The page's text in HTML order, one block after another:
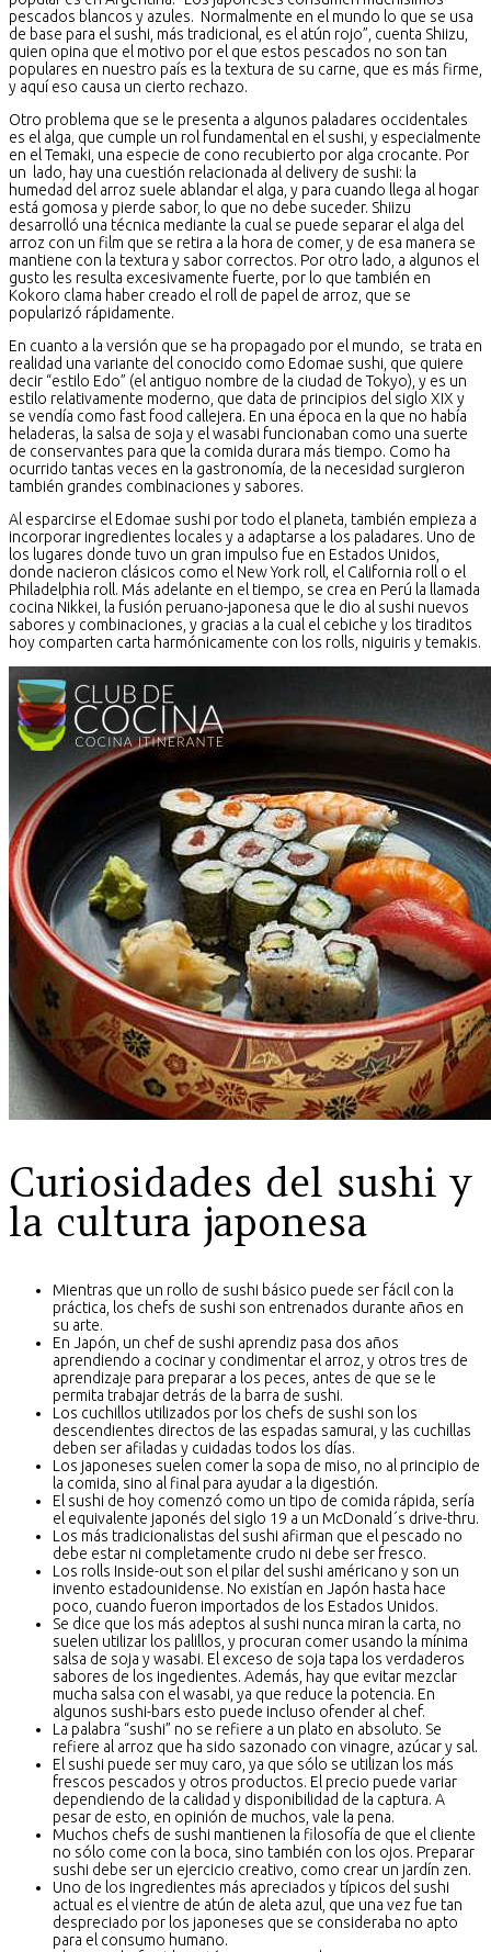
pescados blancos y azules. Normalmente en el mundo lo que se usa
de base para el sushi, más tradicional, es el atún rojo”, cuenta Shiizu,
quien opina que el motivo por el que estos pescados no son tan
populares en nuestro país es la textura de su carne, que es más firme,
y aquí eso causa un cierto rechazo.
Otro problema que se le presenta a algunos paladares occidentales
es el alga, que cumple un rol fundamental en el sushi, y especialmente
en el Temaki, una especie de cono recubierto por alga crocante. Por
un lado, hay una cuestión relacionada al delivery de sushi: la
humedad del arroz suele ablandar el alga, y para cuando llega al hogar
está gomosa y pierde sabor, lo que no debe suceder. Shiizu
desarrolló una técnica mediante la cual se puede separar el alga del
arroz con un film que se retira a la hora de comer, y de esa manera se
mantiene con la textura y sabor correctos. Por otro lado, a algunos el
gusto les resulta excesivamente fuerte, por lo que también en
Kokoro clama haber creado el roll de papel de arroz, que se
popularizó rápidamente.
En cuanto a la versión que se ha propagado por el mundo, se trata en
realidad una variante del conocido como Edomae sushi, que quiere
decir “estilo Edo” (el antiguo nombre de la ciudad de Tokyo), y es un
estilo relativamente moderno, que data de principios del siglo XIX y
se vendía como fast food callejera. En una época en la que no había
heladeras, la salsa de soja y el wasabi funcionaban como una suerte
de conservantes para que la comida durara más tiempo. Como ha
ocurrido tantas veces en la gastronomía, de la necesidad surgieron
también grandes combinaciones y sabores.
Al esparcirse el Edomae sushi por todo el planeta, también empieza a
incorporar ingredientes locales y a adaptarse a los paladares. Uno de
los lugares donde tuvo un gran impulso fue en Estados Unidos,
donde nacieron clásicos como el New York roll, el California roll o el
Philadelphia roll. Más adelante en el tiempo, se crea en Perú la llamada
cocina Nikkei, la fusión peruano-japonesa que le dio al sushi nuevos
sabores y combinaciones, y gracias a la cual el cebiche y los tiraditos
hoy comparten carta harmónicamente con los rolls, niguiris y temakis.
Curiosidades del sushi y
la cultura japonesa
Mientras que un rollo de sushi básico puede ser fácil con la
práctica, los chefs de sushi son entrenados durante años en
su arte.
En Japón, un chef de sushi aprendiz pasa dos años
aprendiendo a cocinar y condimentar el arroz, y otros tres de
aprendizaje para preparar a los peces, antes de que se le
permita trabajar detrás de la barra de sushi.
Los cuchillos utilizados por los chefs de sushi son los
descendientes directos de las espadas samurai, y las cuchillas
deben ser afiladas y cuidadas todos los días.
Los japoneses suelen comer la sopa de miso, no al principio de
la comida, sino al final para ayudar a la digestión.
El sushi de hoy comenzó como un tipo de comida rápida, sería
el equivalente japonés del siglo 19 a un McDonald´s drive-thru.
Los más tradicionalistas del sushi afirman que el pescado no
debe estar ni completamente crudo ni debe ser fresco.
Los rolls Inside-out son el pilar del sushi américano y son un
invento estadounidense. No existían en Japón hasta hace
poco, cuando fueron importados de los Estados Unidos.
Se dice que los más adeptos al sushi nunca miran la carta, no
suelen utilizar los palillos, y procuran comer usando la mínima
salsa de soja y wasabi. El exceso de soja tapa los verdaderos
sabores de los ingedientes. Además, hay que evitar mezclar
mucha salsa con el wasabi, ya que reduce la potencia. En
algunos sushi-bars esto puede incluso ofender al chef.
La palabra “sushi” no se refiere a un plato en absoluto. Se
refiere al arroz que ha sido sazonado con vinagre, azúcar y sal.
El sushi puede ser muy caro, ya que sólo se utilizan los más
frescos pescados y otros productos. El precio puede variar
dependiendo de la calidad y disponibilidad de la captura. A
pesar de esto, en opinión de muchos, vale la pena.
Muchos chefs de sushi mantienen la filosofía de que el cliente
no sólo come con la boca, sino también con los ojos. Preparar
sushi debe ser un ejercicio creativo, como crear un jardín zen.
Uno de los ingredientes más apreciados y típicos del sushi
actual es el vientre de atún de aleta azul, que una vez fue tan
despreciado por los japoneses que se consideraba no apto
para el consumo humano.